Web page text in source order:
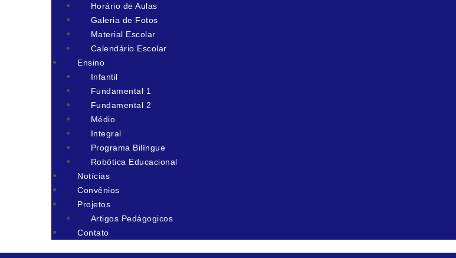
Horário de Aulas
Galeria de Fotos
Material Escolar
Calendário Escolar
Ensino
Infantil
Fundamental 1
Fundamental 2
Médio
Integral
Programa Bilíngue
Robótica Educacional
Notícias
Convênios
Projetos
Artigos Pedágogicos
Contato